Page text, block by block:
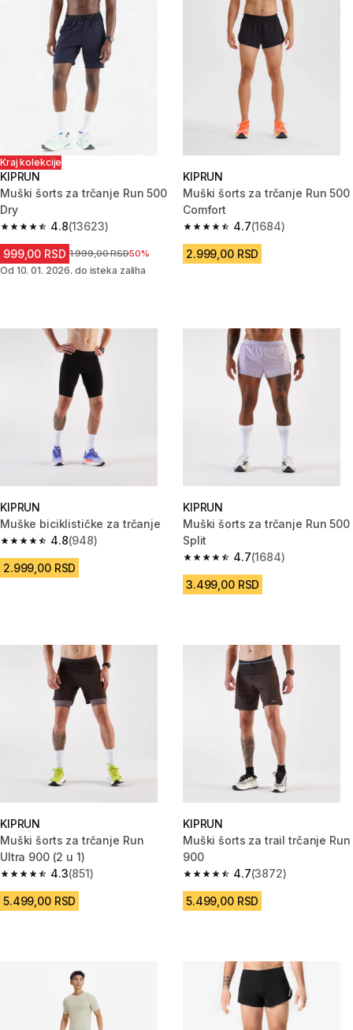
Kraj kolekcije
KIPRUN
Muški šorts za trčanje Run 500
Dry
4.8
4.8 od 5 zvezdica from 13623 Recenzije
(13623)
999,00 RSD Cena pre sniženja
1.999,00 RSD50%
Od 10. 01. 2026. do isteka zaliha
KIPRUN
Muški šorts za trčanje Run 500
Comfort
4.7
4.7 od 5 zvezdica from 1684
(1684)
2.999,00 RSD
KIPRUN
Muške biciklističke za trčanje
4.8
4.8 od 5 zvezdica from 948 Recenzije
(948)
2.999,00 RSD
KIPRUN
Muški šorts za trčanje Run 500
Split
4.7
4.7 od 5 zvezdica from 1684
(1684)
3.499,00 RSD
KIPRUN
Muški šorts za trčanje Run
Ultra 900 (2 u 1)
4.3
4.3 od 5 zvezdica from 851 Recenzije
(851)
5.499,00 RSD
KIPRUN
Muški šorts za trail trčanje Run
900
4.7
4.7 od 5 zvezdica from 3872
(3872)
5.499,00 RSD